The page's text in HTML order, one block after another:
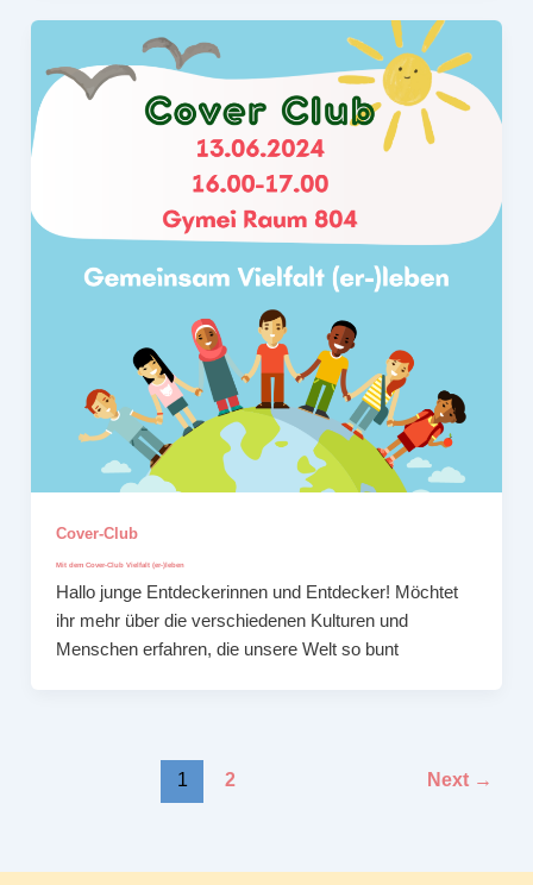
Cover-Club
Mit dem Cover-Club Vielfalt (er-)leben
Hallo junge Entdeckerinnen und Entdecker! Möchtet
ihr mehr über die verschiedenen Kulturen und
Menschen erfahren, die unsere Welt so bunt
1 2 Next →